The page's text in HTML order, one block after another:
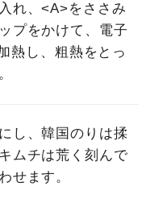
れ、<A>をささみ
プをかけて、電子
熱し、粗熱をとっ
し、韓国のりは揉
ムチは荒く刻んで
せます。